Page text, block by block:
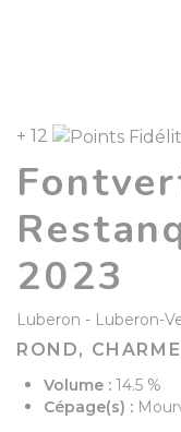
+ 12
2023
Luberon Luberon-
ROND,
Volume : 14.5 %
Cépage(s) :